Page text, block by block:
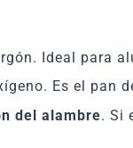
Ideal para
Es el
del alambre. Si